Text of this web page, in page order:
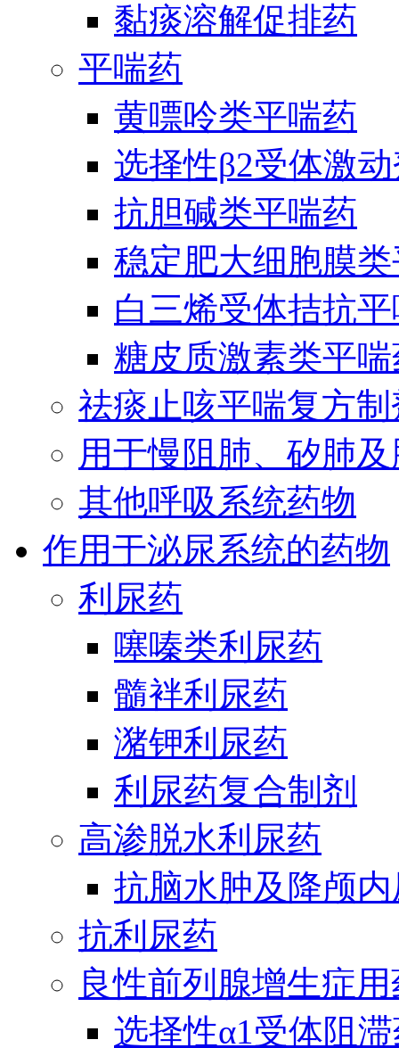
黏痰溶解促排药
平喘药
黄嘌呤类平喘药
选择性β2受体激
抗胆碱类平喘药
稳定肥大细胞膜
白三烯受体拮抗
糖皮质激素类平
祛痰止咳平喘复方制
用于慢阻肺、矽肺
其他呼吸系统药物
作用于泌尿系统的药物
利尿药
噻嗪类利尿药
髓袢利尿药
潴钾利尿药
利尿药复合制剂
高渗脱水利尿药
抗脑水肿及降颅
抗利尿药
良性前列腺增生症
选择性α1受体阻